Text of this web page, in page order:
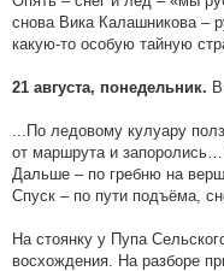
снова Вика Калашникова –
какую-то особую тайную
21 августа, понедельник.
...По ледовому кулуару
от маршрута и
Дальше – по гребню на
Спуск – по пути подъёма,
На стоянку у Пупа
восхождения. На разборе